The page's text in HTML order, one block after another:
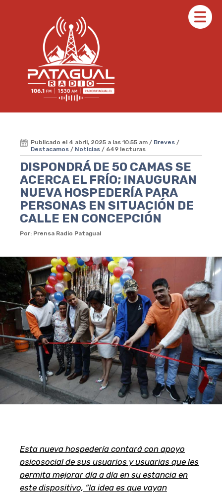
Publicado el 4 abril, 2025 a las 10:55 am / Breves /
Destacamos / Noticias / 649 lecturas
DISPONDRÁ DE 50 CAMAS SE
ACERCA EL FRÍO; INAUGURAN
NUEVA HOSPEDERÍA PARA
PERSONAS EN SITUACIÓN DE
CALLE EN CONCEPCIÓN
Por: Prensa Radio Patagual
Esta nueva hospedería contará con apoyo
psicosocial de sus usuarios y usuarias que les
permita mejorar día a día en su estancia en
este dispositivo, “la idea es que vayan